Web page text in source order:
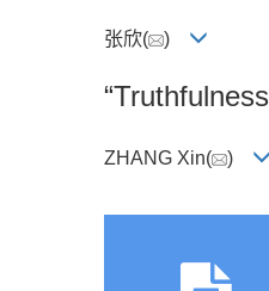
张欣( )
ZHANG Xin( )